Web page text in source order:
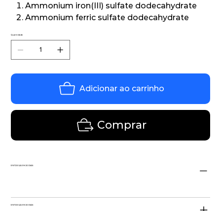
Ammonium iron(III) sulfate dodecahydrate
Ammonium ferric sulfate dodecahydrate
Quantidade
Adicionar ao carrinho
Comprar
ENTREGA EM 20 DIAS
ENTREGA EM 20 DIAS